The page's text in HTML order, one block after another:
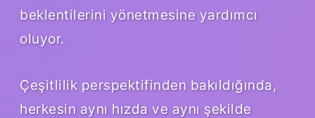
beklentilerini yönetmesine yardımcı
oluyor.
Çeşitlilik perspektifinden bakıldığında,
herkesin aynı hızda ve aynı şekilde